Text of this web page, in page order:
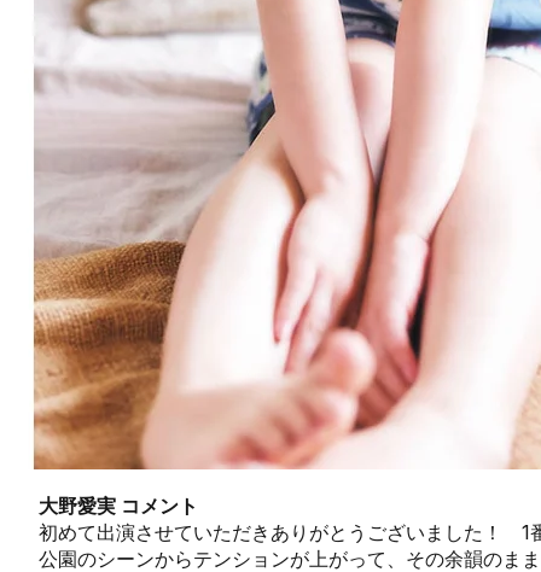
大野愛実 コメント
初めて出演させていただきありがとうございました！ 1
公園のシーンからテンションが上がって、その余韻のま